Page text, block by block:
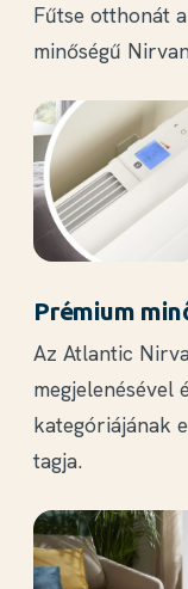
Fűtse otthonát
minőségű
Prémium
Az Atlantic
megjelenésével
kategóriájának
tagja.